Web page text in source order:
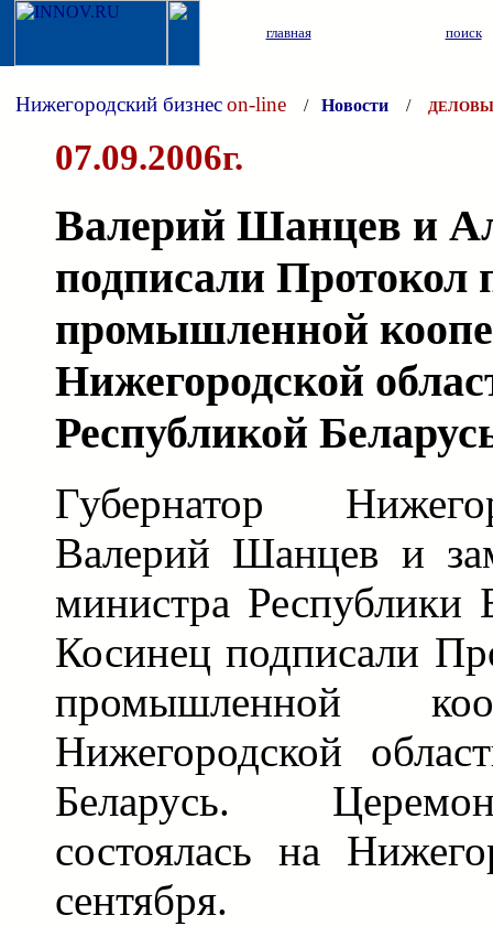
главная поиск
Нижегородский бизнесon-line / Новости /
07.09.2006г.
Валерий Шанцев и
подписали Протокол
промышленной
Нижегородской
Республикой
Губернатор
Валерий Шанцев и
министра Республики
Косинец подписали
промышленной
Нижегородской
Беларусь.
состоялась на
сентября.